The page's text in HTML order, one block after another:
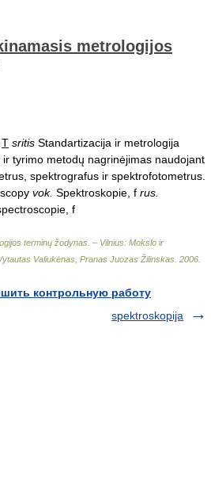
metrologijos
T sritis Standartizacija ir metrologija
tyrimo metodų nagrinėjimas naudojant
spektrografus ir spektrofotometrus.
vok. Spektroskopie, f rus.
f
terminų žodynas. – Vilnius: Mokslo ir
Valiukėnas, Pranas Juozas Žilinskas 2006
контрольную работу
spektroskopija